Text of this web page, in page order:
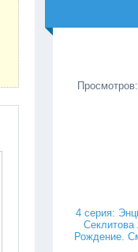
Просмотров:
4 серия:
Рождение.